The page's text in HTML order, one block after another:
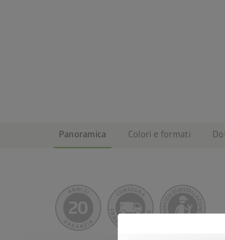
Panoramica Colori e formati